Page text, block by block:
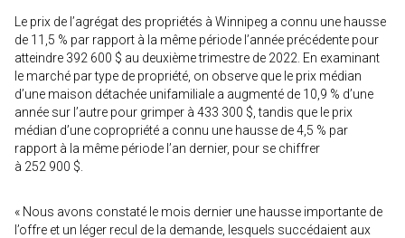
Le prix de l’agrégat des propriétés à Winnipeg a connu une hausse
de 11,5 % par rapport à la même période l’année précédente pour
atteindre 392 600 $ au deuxième trimestre de 2022. En examinant
le marché par type de propriété, on observe que le prix médian
d’une maison détachée unifamiliale a augmenté de 10,9 % d’une
année sur l’autre pour grimper à 433 300 $, tandis que le prix
médian d’une copropriété a connu une hausse de 4,5 % par
rapport à la même période l’an dernier, pour se chiffrer
à 252 900 $.
« Nous avons constaté le mois dernier une hausse importante de
l’offre et un léger recul de la demande, lesquels succédaient aux